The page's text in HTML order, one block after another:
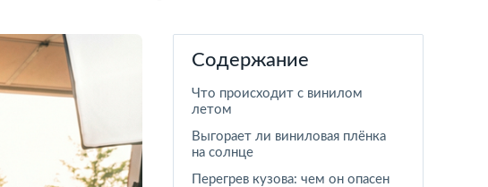
Содержание
Что происходит с винилом
летом
Выгорает ли виниловая плёнка
на солнце
Перегрев кузова: чем он опасен